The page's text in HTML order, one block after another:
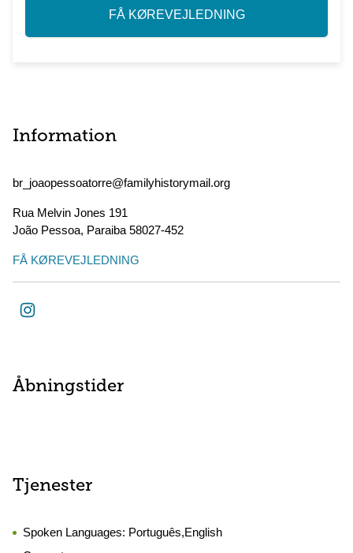
FÅ KØREVEJLEDNING
Information
br_joaopessoatorre@familyhistorymail.org
Rua Melvin Jones 191
João Pessoa, Paraiba 58027-452
FÅ KØREVEJLEDNING
Åbningstider
Tjenester
Spoken Languages: Português,English